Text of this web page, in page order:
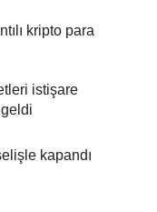
kripto para
istişare
kapandı